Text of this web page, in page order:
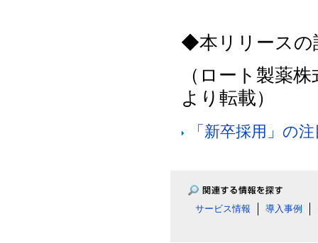
◆本リリースの
（ロート製薬
より転載）
「新卒採用」の
サービス情報 導入事例